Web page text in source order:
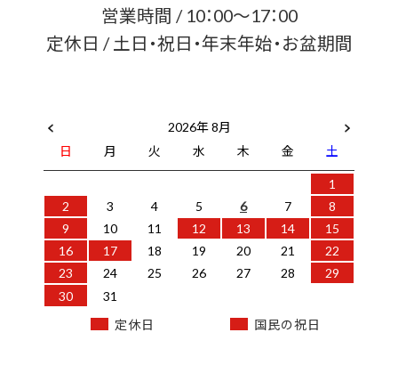
営業時間 / 10：00～17：00
定休日 / 土日・祝日・年末年始・お盆期間
2026年 8月
日
月 火 水 木 金
土
1
2
3 4 5 6 7
8
9
10 11 12 13 14
15
16
17 18 19 20 21
22
23
24 25 26 27 28
29
30
31
定休日
国民の祝日